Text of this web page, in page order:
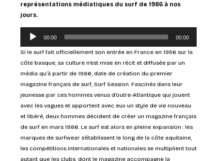
représentations médiatiques du surf de 1986 à nos
jours.
Lecteur
00:00 00:00
Si le surf fait officiellement son entrée en France en 1956 sur la
côte basque, sa culture n’est mise en récit et diffusée par un
média qu’à partir de 1986, date de création du premier
magazine français de surf, Surf Session. Fascinés dans leur
jeunesse par ces hommes venus d’outre-Atlantique qui jouent
avec les vagues et apportent avec eux un style de vie nouveau
et libéré, deux hommes décident de créer un magazine français
de surf en mars 1986. Le surf est alors en pleine expansion : les
marques de surfwear s’établissent le long de la côte aquitaine,
les compétitions internationales et nationales se multiplient tout
autant que les clubs, dont le magazine accompagne la